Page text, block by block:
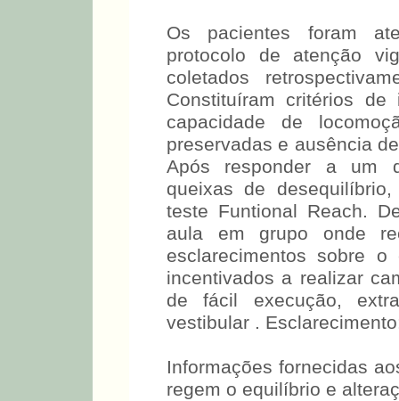
Os pacientes foram
protocolo de atenção
coletados
Constituíram critérios
capacidade de
preservadas e ausência
Após responder a um
queixas de
teste Funtional Reach.
aula em grupo onde
esclarecimentos sobre
incentivados a realizar
de fácil execução,
vestibular .
Informações fornecidas
regem o equilíbrio e